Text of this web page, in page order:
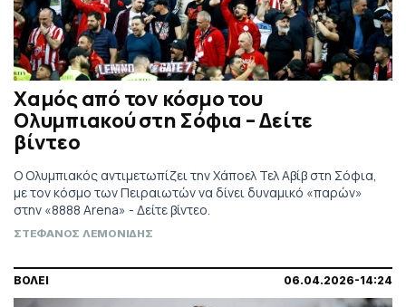
Χαμός από τον κόσμο του
Ολυμπιακού στη Σόφια – Δείτε
βίντεο
Ο Ολυμπιακός αντιμετωπίζει την Χάποελ Τελ Αβίβ στη Σόφια,
με τον κόσμο των Πειραιωτών να δίνει δυναμικό «παρών»
στην «8888 Arena» - Δείτε βίντεο.
ΣΤΕΦΑΝΟΣ ΛΕΜΟΝΙΔΗΣ
ΒΟΛΕΙ 06.04.2026-14:24